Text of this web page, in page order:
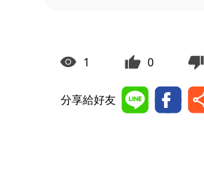
1 0
分享給好友